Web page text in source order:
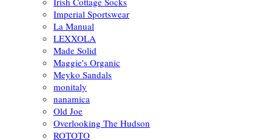
Imperial Sportswear
La Manual
LEXXOLA
Made Solid
Maggie's Organic
Meyko Sandals
monitaly
nanamica
Old Joe
Overlooking The Hudson
ROTOTO